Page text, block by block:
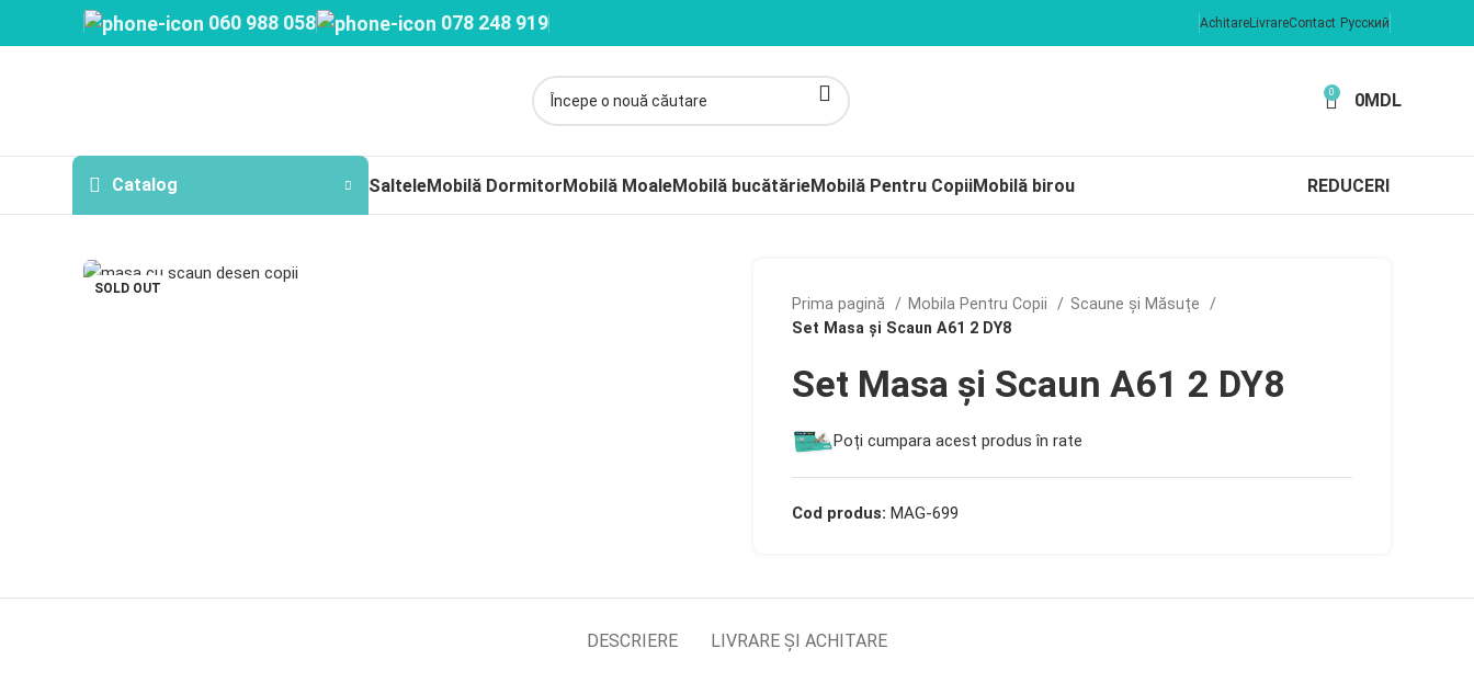
060 988 058 078 248 919 AchitareLivrareContact Русский
0 0MDL
Catalog SalteleMobilă DormitorMobilă MoaleMobilă bucătărieMobilă Pentru CopiiMobilă birou REDUCERI
SOLD OUT
Prima pagină Mobila Pentru Copii
Scaune și Măsuțe
Set Masa și Scaun A61 2 DY8
Set Masa și Scaun A61 2 DY8
Poți cumpara acest produs în rate
Cod produs: MAG-699
DESCRIERE LIVRARE ȘI ACHITARE